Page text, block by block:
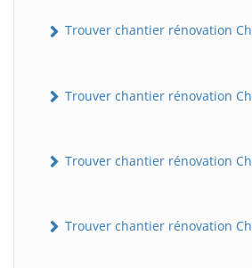
Trouver chantier rénovation
Trouver chantier rénovation
Trouver chantier rénovation
Trouver chantier rénovation
B Assistant en ligne